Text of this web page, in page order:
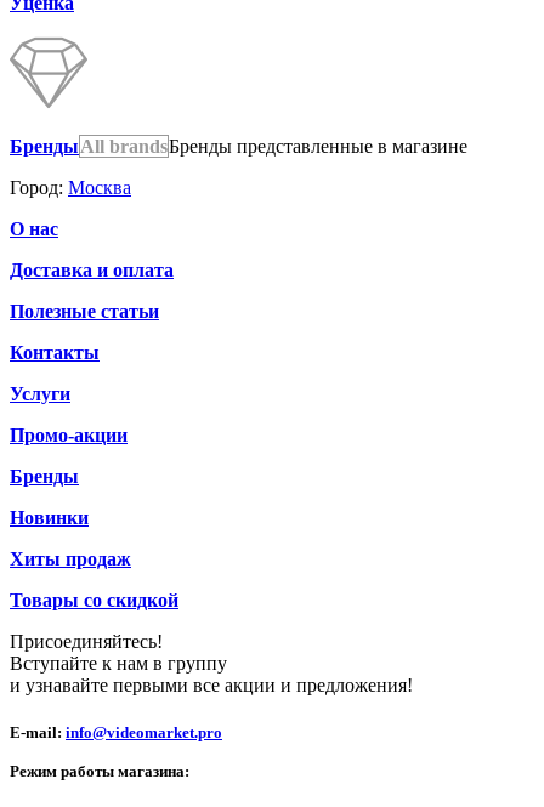
БрендыAll brandsБренды представленные в магазине
Город: Москва
О нас
Доставка и оплата
Полезные статьи
Контакты
Услуги
Промо-акции
Бренды
Новинки
Хиты продаж
Товары со скидкой
Присоединяйтесь!
Вступайте к нам в группу
и узнавайте первыми все акции и предложения!
E-mail: info@videomarket.pro
Режим работы магазина: